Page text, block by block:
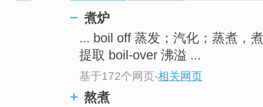
煮炉
... boil off 蒸发；汽化；蒸煮，
提取 boil-over 沸溢 ...
基于172个网页-相关网页
熬煮